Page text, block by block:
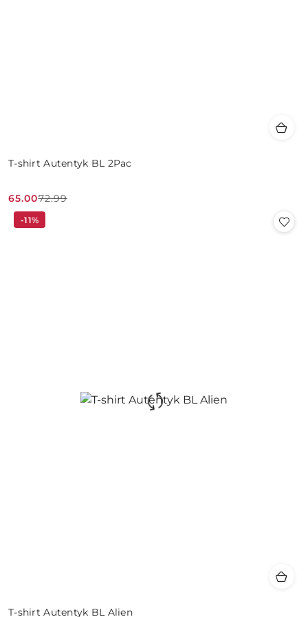
T-shirt Autentyk BL 2Pac
Cena
promocyjna:
65.00
Cena
przed
72.99
T-shirt Autentyk BL Alien
-11%